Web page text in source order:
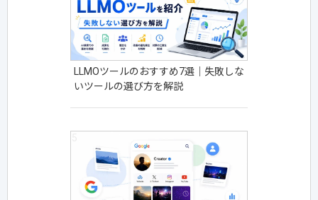
LLMOツールのおすすめ7選｜失敗しな
いツールの選び方を解説